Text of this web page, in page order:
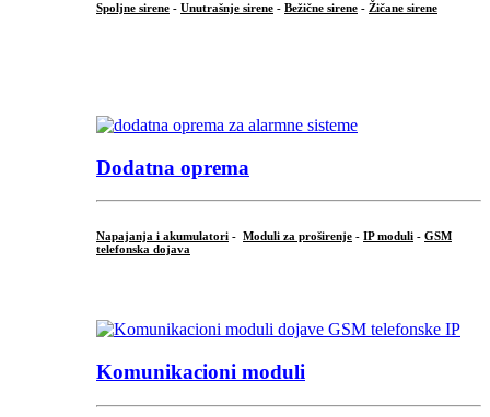
Spoljne sirene - Unutrašnje sirene - Bežične sirene - Žičane sirene
Dodatna oprema
Napajanja i akumulatori - Moduli za proširenje - IP moduli - GSM
telefonska dojava
Komunikacioni moduli